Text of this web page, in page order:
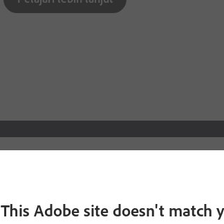
Anda pasti punya
This Adobe site doesn't match